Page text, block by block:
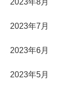
2023年8月
2023年7月
2023年6月
2023年5月